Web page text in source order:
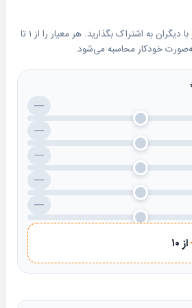
تجربه خود را درباره این تور با دیگران به اشتراک بگذارید. هر معیار را از ۱ تا
—
—
—
—
—
از ۱۰